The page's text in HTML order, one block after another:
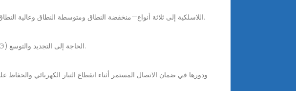
Nov 30, 2025 · تنقسم شبكات 5G اللاسلكية إلى ثلاثة أنواع—منخفضة النطاق ومتوسطة النطاق وعالية النطاق—وتستند هذه التسميات إلى طيف الترددات اللاسلكية التي تدعمها.
في الوقت الحالي، يواجه أكثر من 5% من مصادر الطاقة في محطات القاعدة لشبكات الجيل الرابع (90G) الحاجة إلى التجديد والتوسع.